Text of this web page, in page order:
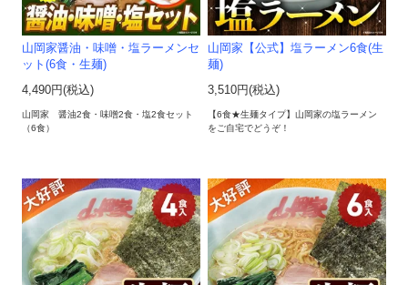
山岡家醤油・味噌・塩ラーメンセ
ット(6食・生麺)
4,490円(税込)
山岡家 醤油2食・味噌2食・塩2食セット
（6食）
山岡家【公式】塩ラーメン6食(生
麺)
3,510円(税込)
【6食★生麺タイプ】山岡家の塩ラーメン
をご自宅でどうぞ！